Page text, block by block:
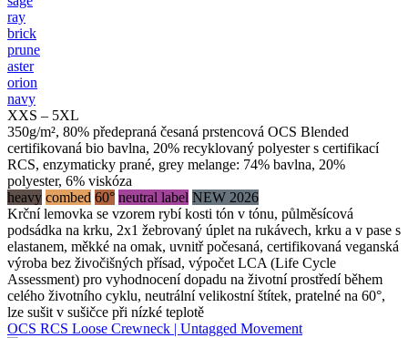
ray
brick
prune
aster
orion
navy
XXS – 5XL
350g/m², 80% předepraná česaná prstencová OCS Blended
certifikovaná bio bavlna, 20% recyklovaný polyester s certifikací
RCS, enzymaticky prané, grey melange: 74% bavlna, 20%
polyester, 6% viskóza
heavy combed 60° neutral label NEW 2026
Krční lemovka se vzorem rybí kosti tón v tónu, půlměsícová
podsádka na krku, 2x1 žebrovaný úplet na rukávech, krku a v pase s
elastanem, měkké na omak, uvnitř počesaná, certifikovaná veganská
výroba bez živočišných přísad, výpočet LCA (Life Cycle
Assessment) pro vyhodnocení dopadu na životní prostředí během
celého životního cyklu, neutrální velikostní štítek, pratelné na 60°,
lze sušit v sušičce při nízké teplotě
OCS RCS Loose Crewneck | Untagged Movement